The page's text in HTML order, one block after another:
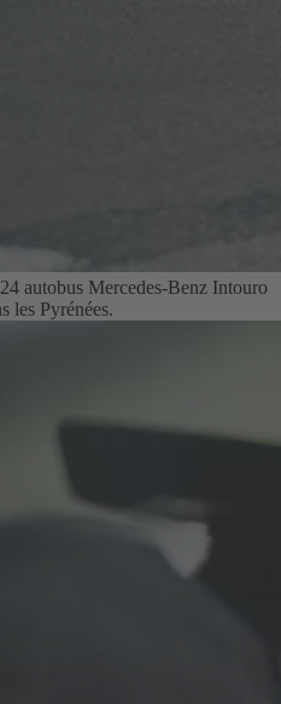
autobus Mercedes-Benz Intouro
les Pyrénées.